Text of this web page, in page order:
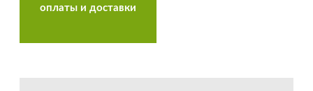
оплаты и доставки